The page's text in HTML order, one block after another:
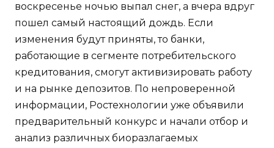
воскресенье ночью выпал снег, а вчера вдруг
пошел самый настоящий дождь. Если
изменения будут приняты, то банки,
работающие в сегменте потребительского
кредитования, смогут активизировать работу
и на рынке депозитов. По непроверенной
информации, Ростехнологии уже объявили
предварительный конкурс и начали отбор и
анализ различных биоразлагаемых